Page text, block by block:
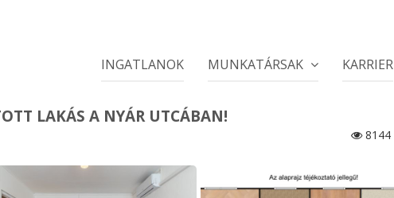
INGATLANOK MUNKATÁRSAK KARRIER
LAKÁS A NYÁR UTCÁBAN!
8144